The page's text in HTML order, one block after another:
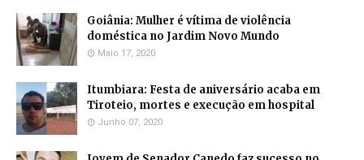
Goiânia: Mulher é vítima de violência
doméstica no Jardim Novo Mundo
Maio 17, 2020
Itumbiara: Festa de aniversário acaba em
Tiroteio, mortes e execução em hospital
Junho 07, 2020